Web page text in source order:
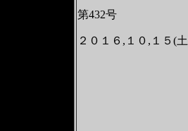
第432号
２０１６,１０,１５(